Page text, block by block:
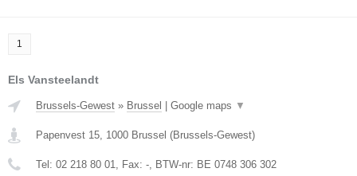
1
Els Vansteelandt
Brussels-Gewest » Brussel Google maps ▼
Papenvest 15, 1000 Brussel (Brussels-Gewest)
Tel: 02 218 80 01, Fax: -, BTW-nr: BE 0748 306 302